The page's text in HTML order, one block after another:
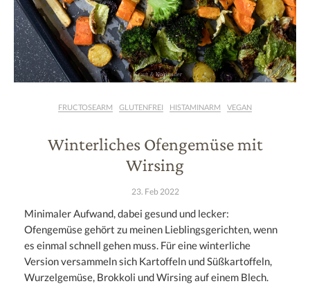
FRUCTOSEARM GLUTENFREI HISTAMINARM VEGAN
Winterliches Ofengemüse mit
Wirsing
23. Feb 2022
Minimaler Aufwand, dabei gesund und lecker:
Ofengemüse gehört zu meinen Lieblingsgerichten, wenn
es einmal schnell gehen muss. Für eine winterliche
Version versammeln sich Kartoffeln und Süßkartoffeln,
Wurzelgemüse, Brokkoli und Wirsing auf einem Blech.